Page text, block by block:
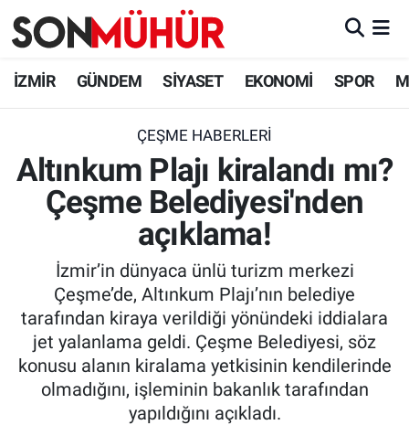
İZMİR GÜNDEM SİYASET EKONOMİ SPOR
ÇEŞME HABERLERI
Altınkum Plajı kiralandı mı?
Çeşme Belediyesi'nden
açıklama!
İzmir’in dünyaca ünlü turizm merkezi
Çeşme’de, Altınkum Plajı’nın belediye
tarafından kiraya verildiği yönündeki iddialara
jet yalanlama geldi. Çeşme Belediyesi, söz
konusu alanın kiralama yetkisinin kendilerinde
olmadığını, işleminin bakanlık tarafından
yapıldığını açıkladı.
İzmir Nöbetçi Eczaneler
İzmir Namaz Vakitleri
İzmir Trafik Yoğunluk Haritası
Süper Lig Puan Durumu ve Fikstür
Tüm Manşetler
Son Dakika Haberleri
Haber Arşivi